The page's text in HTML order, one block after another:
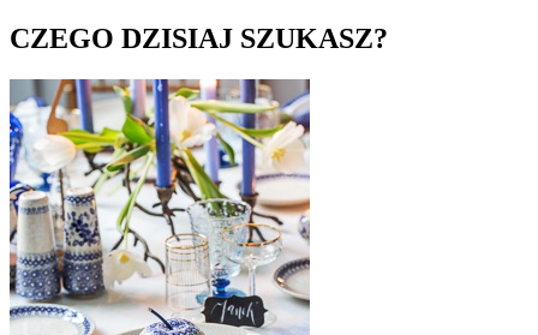
CZEGO DZISIAJ SZUKASZ?